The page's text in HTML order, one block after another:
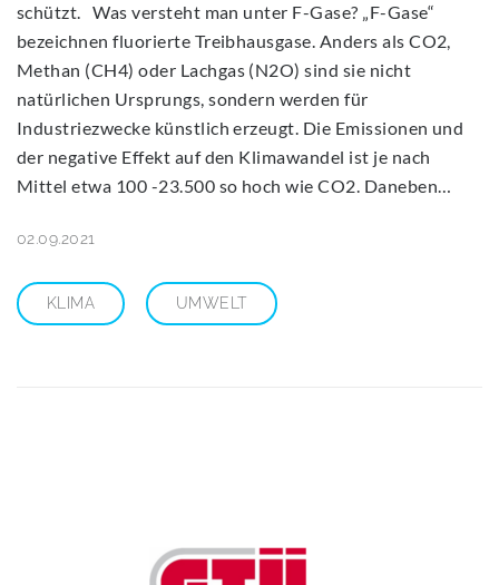
schützt. Was versteht man unter F-Gase? „F-Gase“
bezeichnen fluorierte Treibhausgase. Anders als CO2,
Methan (CH4) oder Lachgas (N2O) sind sie nicht
natürlichen Ursprungs, sondern werden für
Industriezwecke künstlich erzeugt. Die Emissionen und
der negative Effekt auf den Klimawandel ist je nach
Mittel etwa 100 -23.500 so hoch wie CO2. Daneben…
02.09.2021
KLIMA UMWELT